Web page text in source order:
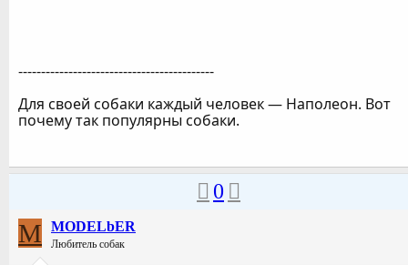
-------------------------------------------
Для своей собаки каждый человек — Наполеон. Вот
почему так популярны собаки.
0
M MODELbER
Любитель собак